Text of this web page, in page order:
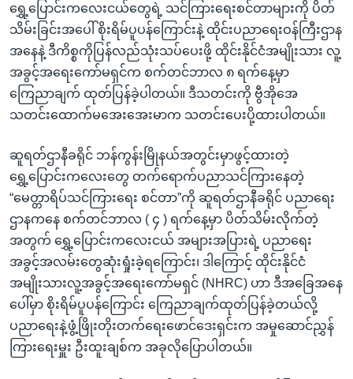
ကျော်
ရွှေ့ပြောင်းကလေးငယ်တွေရဲ့ သင်ကြားရေးစင်တာများကို ပိတ်
သိမ်းခြင်းအပေါ် စိုးရိမ်ပူပန်ကြောင်းနဲ့ ထိုင်းပညာရေးဝန်ကြီးဌာန
အနေနဲ့ ဒီကိစ္စကိုပြန်လည်သုံးသပ်ပေးဖို့ ထိုင်းနိုင်ငံအမျိုးသား လူ့
အခွင့်အရေးကော်မရှင်က စက်တင်ဘာလ ၈ ရက်နေ့မှာ
ကြေညာချက် ထုတ်ပြန်ခဲ့ပါတယ်။ ဒီသတင်းကို ဗွီအိုအေ
သတင်းထောက်မအေးအေးမာက သတင်းပေးပို့ထားပါတယ်။
ဆူရတ်ဌာနီခရိုင် ဘန်ကွန်းမြိုနယ်အတွင်းမှာဖွင့်ထားတဲ့
ရွှေ့ပြောင်းကလေးတွေ တက်ရောက်ပညာသင်ကြားနေတဲ့
“မေတ္တာရိပ်သင်ကြားရေး စင်တာ”ကို ဆူရတ်ဌာနီခရိုင် ပညာရေး
ဌာနကနေ စက်တင်ဘာလ ( ၄ ) ရက်နေ့မှာ ပိတ်သိမ်းလိုက်တဲ့
အတွက် ရွှေ့ပြောင်းကလေးငယ် အများအပြားရဲ့ ပညာရေး
အခွင့်အလမ်းတွေဆုံးရှုံးခဲ့ရကြောင်း၊ ဒါကြောင့် ထိုင်းနိုင်ငံ
အမျိုးသားလူ့အခွင့်အရေးကော်မရှင် (NHRC) ဟာ ဒီအခြေအနေ
ပေါ်မှာ စိုးရိမ်ပူပန်ကြောင်း ကြေညာချက်ထုတ်ပြန်ခဲ့တယ်လို့
ပညာရေးနဲ့ဖွံ့ဖြိုးတိုးတက်ရေးဖောင်ဒေးရှင်းက အမှုဆောင်ညွှန်
ကြားရေးမှူး ဦးထူးချစ်က အခုလိုပြောပါတယ်။